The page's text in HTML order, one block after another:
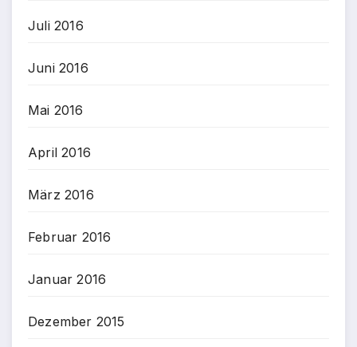
Juli 2016
Juni 2016
Mai 2016
April 2016
März 2016
Februar 2016
Januar 2016
Dezember 2015